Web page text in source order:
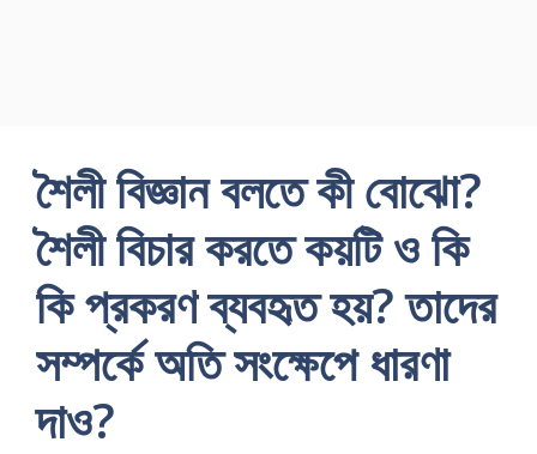
শৈলী বিজ্ঞান বলতে কী বোঝো?
শৈলী বিচার করতে কয়টি ও কি
কি প্রকরণ ব্যবহৃত হয়? তাদের
সম্পর্কে অতি সংক্ষেপে ধারণা
দাও?